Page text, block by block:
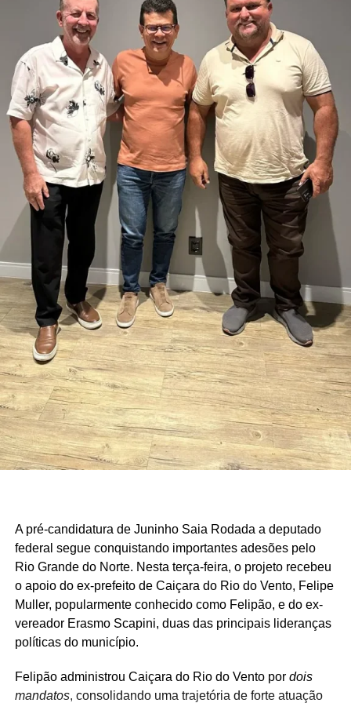
municípios potiguares.
A pré-candidatura de Juninho Saia Rodada a deputado
federal segue conquistando importantes adesões pelo
Rio Grande do Norte. Nesta terça-feira, o projeto recebeu
o apoio do ex-prefeito de Caiçara do Rio do Vento, Felipe
Muller, popularmente conhecido como Felipão, e do ex-
vereador Erasmo Scapini, duas das principais lideranças
políticas do município.
Felipão administrou Caiçara do Rio do Vento por dois
mandatos, consolidando uma trajetória de forte atuação